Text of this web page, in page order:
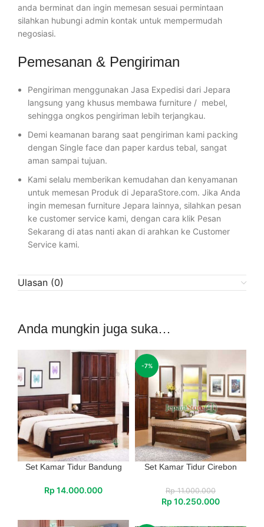
anda berminat dan ingin memesan sesuai permintaan
silahkan hubungi admin kontak untuk mempermudah
negosiasi.
Pemesanan & Pengiriman
Pengiriman menggunakan Jasa Expedisi dari Jepara
langsung yang khusus membawa furniture / mebel,
sehingga ongkos pengiriman lebih terjangkau.
Demi keamanan barang saat pengiriman kami packing
dengan Single face dan paper kardus tebal, sangat
aman sampai tujuan.
Kami selalu memberikan kemudahan dan kenyamanan
untuk memesan Produk di JeparaStore.com. Jika Anda
ingin memesan furniture Jepara lainnya, silahkan pesan
ke customer service kami, dengan cara klik Pesan
Sekarang di atas nanti akan di arahkan ke Customer
Service kami.
Ulasan (0)
Anda mungkin juga suka…
Set Kamar Tidur Bandung
Rp 14.000.000
-7%
Set Kamar Tidur Cirebon
Rp11.000.000
Rp 10.250.000